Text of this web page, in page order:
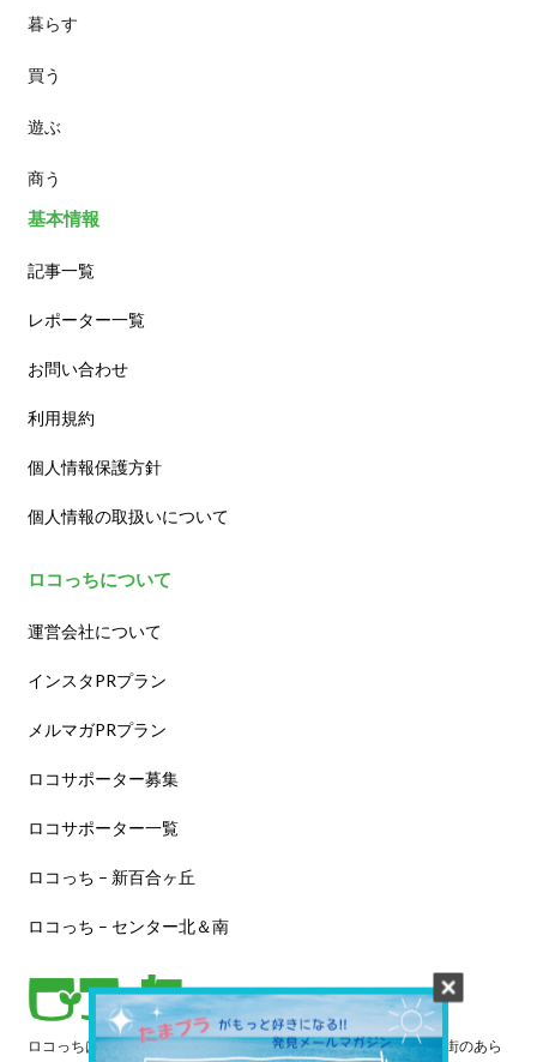
スイーツ
ランチ
カフェ
暮らす
買う
遊ぶ
商う
基本情報
記事一覧
レポーター一覧
お問い合わせ
利用規約
個人情報保護方針
個人情報の取扱いについて
ロコっちについて
運営会社について
インスタPRプラン
メルマガPRプラン
ロコサポーター募集
ロコサポーター一覧
ロコっち – 新百合ヶ丘
ロコっち – センター北＆南
ロコっちは、あなたのジモト体験を豊かにする情報サイトです。街のあら